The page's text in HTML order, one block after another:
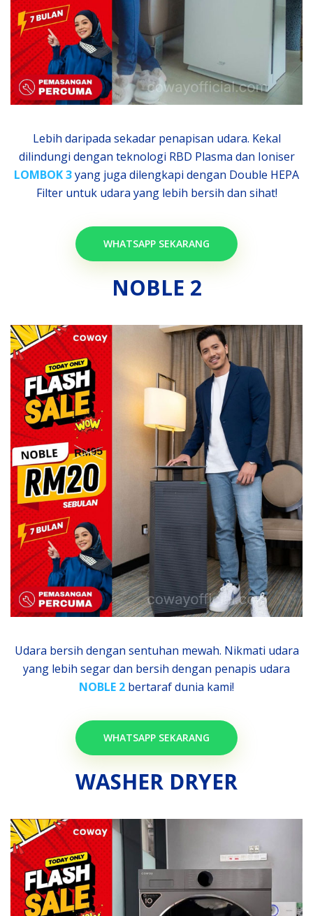
Lebih daripada sekadar penapisan udara. Kekal
dilindungi dengan teknologi RBD Plasma dan Ioniser
LOMBOK 3yang juga dilengkapi dengan Double HEPA
Filter untuk udara yang lebih bersih dan sihat!
WHATSAPP SEKARANG
NOBLE 2
Udara bersih dengan sentuhan mewah. Nikmati udara
yang lebih segar dan bersih dengan penapis udara
NOBLE 2 bertaraf dunia kami!
WHATSAPP SEKARANG
WASHER DRYER